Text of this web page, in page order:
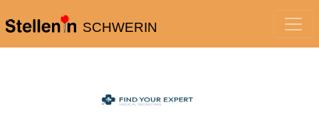
SCHWERIN